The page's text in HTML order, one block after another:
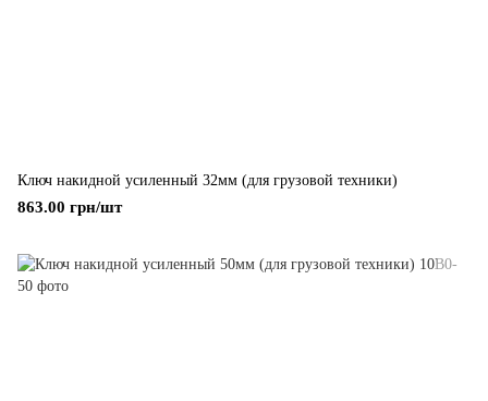
Ключ накидной усиленный 32мм (для грузовой техники)
863.00 грн/шт